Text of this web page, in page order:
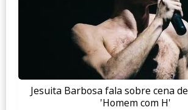
Jesuita Barbosa fala sobre cena
'Homem com H'